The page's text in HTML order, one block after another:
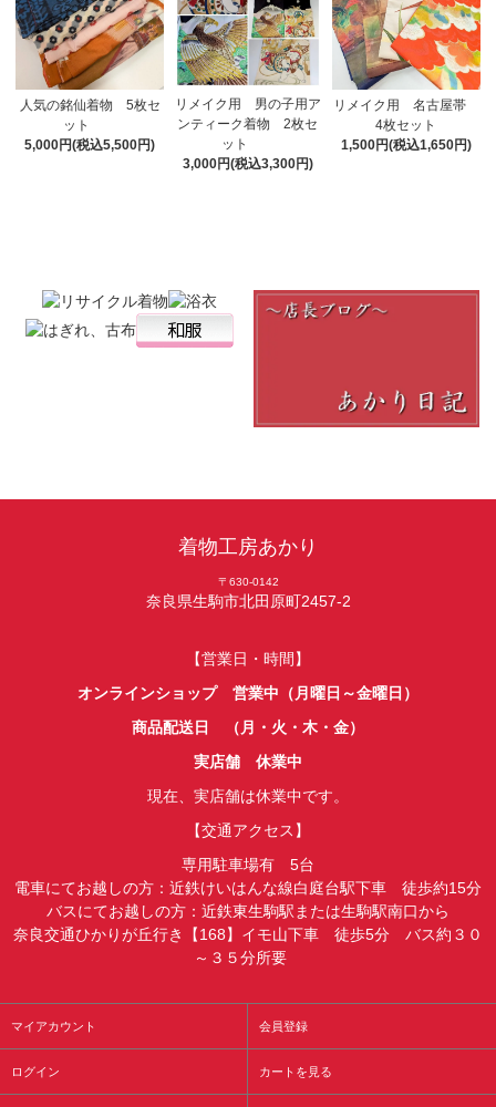
人気の銘仙着物 5枚セ
ット
5,000円(税込5,500円)
リメイク用 男の子用ア
ンティーク着物 2枚セ
ット
3,000円(税込3,300円)
リメイク用 名古屋帯
4枚セット
1,500円(税込1,650円)
着物工房あかり
〒630-0142
奈良県生駒市北田原町2457-2
【営業日・時間】
オンラインショップ 営業中（月曜日～金曜日）
商品配送日 （月・火・木・金）
実店舗 休業中
現在、実店舗は休業中です。
【交通アクセス】
専用駐車場有 5台
電車にてお越しの方：近鉄けいはんな線白庭台駅下車 徒歩約15分
バスにてお越しの方：近鉄東生駒駅または生駒駅南口から
奈良交通ひかりが丘行き【168】イモ山下車 徒歩5分 バス約３０
～３５分所要
マイアカウント 会員登録
ログイン カートを見る